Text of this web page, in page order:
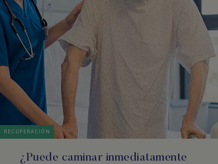
RECUPERACIÓN
¿Puede caminar inmediatamente